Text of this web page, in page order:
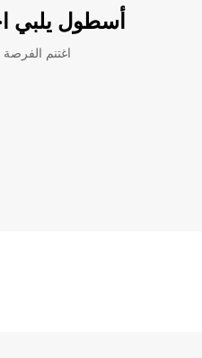
أسطول يلبي
اغتنم الفرصة